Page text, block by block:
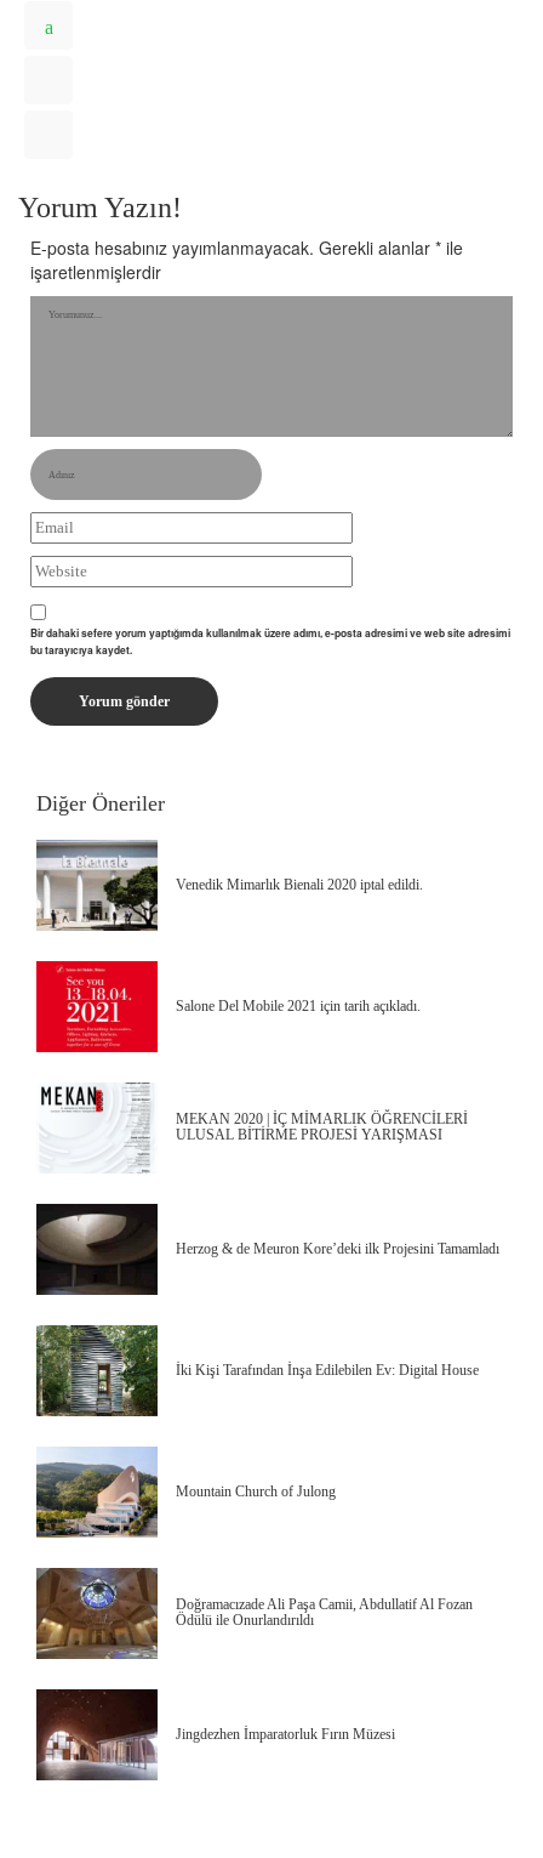
Yorum Yazın!
E-posta hesabınız yayımlanmayacak. Gerekli alanlar * ile
işaretlenmişlerdir
Bir dahaki sefere yorum yaptığımda kullanılmak üzere adımı, e-posta adresimi ve web site adresimi
bu tarayıcıya kaydet.
Diğer Öneriler
Venedik Mimarlık Bienali 2020 iptal edildi.
Salone Del Mobile 2021 için tarih açıkladı.
MEKAN 2020 | İÇ MİMARLIK ÖĞRENCİLERİ
ULUSAL BİTİRME PROJESİ YARIŞMASI
Herzog & de Meuron Kore’deki ilk Projesini Tamamladı
İki Kişi Tarafından İnşa Edilebilen Ev: Digital House
Mountain Church of Julong
Doğramacızade Ali Paşa Camii, Abdullatif Al Fozan
Ödülü ile Onurlandırıldı
Jingdezhen İmparatorluk Fırın Müzesi